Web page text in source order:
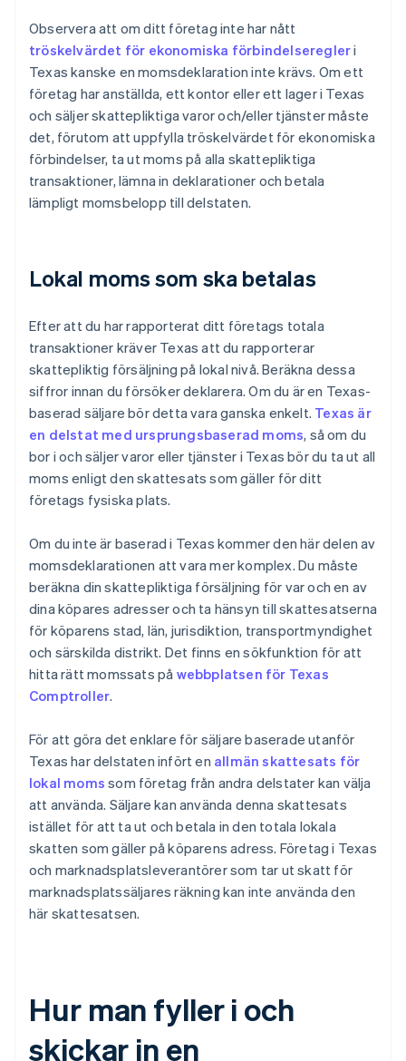
Observera att om ditt företag inte har nått
tröskelvärdet för ekonomiska förbindelseregleri
Texas kanske en momsdeklaration inte krävs. Om ett
företag har anställda, ett kontor eller ett lager i Texas
och säljer skattepliktiga varor och/eller tjänster måste
det, förutom att uppfylla tröskelvärdet för ekonomiska
förbindelser, ta ut moms på alla skattepliktiga
transaktioner, lämna in deklarationer och betala
lämpligt momsbelopp till delstaten.
Lokal moms som ska betalas
Efter att du har rapporterat ditt företags totala
transaktioner kräver Texas att du rapporterar
skattepliktig försäljning på lokal nivå. Beräkna dessa
siffror innan du försöker deklarera. Om du är en Texas-
baserad säljare bör detta vara ganska enkelt. Texas är
en delstat med ursprungsbaserad moms, så om du
bor i och säljer varor eller tjänster i Texas bör du ta ut all
moms enligt den skattesats som gäller för ditt
företags fysiska plats.
Om du inte är baserad i Texas kommer den här delen av
momsdeklarationen att vara mer komplex. Du måste
beräkna din skattepliktiga försäljning för var och en av
dina köpares adresser och ta hänsyn till skattesatserna
för köparens stad, län, jurisdiktion, transportmyndighet
och särskilda distrikt. Det finns en sökfunktion för att
hitta rätt momssats på webbplatsen för Texas
Comptroller.
För att göra det enklare för säljare baserade utanför
Texas har delstaten infört en allmän skattesats för
lokal moms som företag från andra delstater kan välja
att använda. Säljare kan använda denna skattesats
istället för att ta ut och betala in den totala lokala
skatten som gäller på köparens adress. Företag i Texas
och marknadsplatsleverantörer som tar ut skatt för
marknadsplatssäljares räkning kan inte använda den
här skattesatsen.
Hur man fyller i och
skickar in en